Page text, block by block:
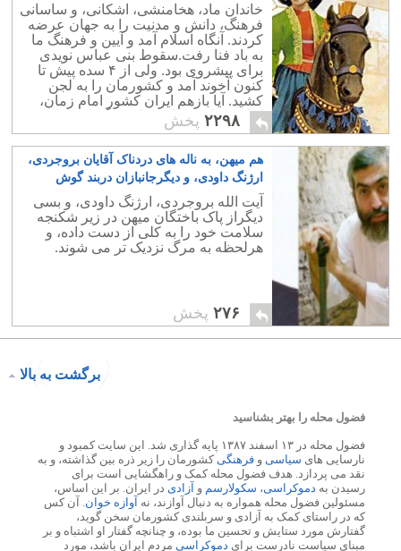
خاندان ماد، هخامنشی، اشکانی، و ساسانی
فرهنگ، دانش و مدنیت را به جهان عرضه
کردند. آنگاه اسلام آمد و آیین و فرهنگ ما
به باد فنا رفت.سقوط بنی عباس نویدی
برای پیشروی بود. ولی از ۴ سده پیش تا
کنون آخوند آمد و کشورمان را به لجن
کشید. آیا بازهم ایران کشور امام زمان،
امام رضا، و یا تازی زاده دیگر است؟.
۲۲۹۸ پخش
هم میهن، به ناله های دردناک آقایان بروجردی،
ارژنگ داودی، و دیگرجانبازان دربند گوش
فرادهید
آیت الله بروجردی، ارژنگ داودی، و بسی
دیگراز پاک باختگان میهن در زیر شکنجه
سلامت خود را به کلی از دست داده، و
هرلحظه به مرگ نزدیک تر می شوند.
۲۷۶ پخش
برگشت به بالا
فضول محله را بهتر بشناسید
فضول محله در ۱۳ اسفند ۱۳۸۷ پایه گذاری شد. این سایت کمبود و
نارسایی های سیاسی و فرهنگی کشورمان را زیر ذره بین گذاشته، و به
نقد می پردازد. هدف فضول محله کمک و راهگشایی است برای
رسیدن به دموکراسی، سکولارسم و آزادی در ایران. بر این اساس،
مسئولین فضول محله همواره به دنبال آوازند، نه آوازه خوان . آن کس
که در راستای کمک به آزادی و سربلندی کشورمان سخن گوید،
گفتارش مورد ستایش و تحسین ما بوده، و چنانچه گفتار او اشتباه و بر
مبنای سیاست نادرست برای دموکراسی مردم ایران باشد، مورد